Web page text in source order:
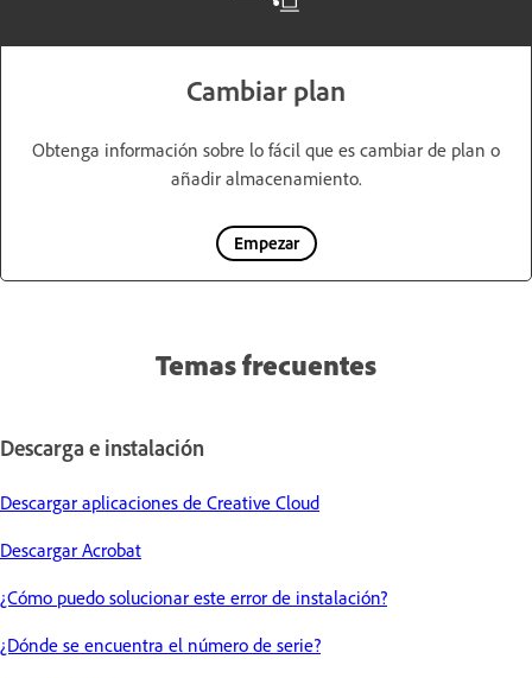
Cambiar plan
Obtenga información sobre lo fácil que es cambiar de plan o
añadir almacenamiento.
Empezar
Temas frecuentes
Descarga e instalación
Descargar aplicaciones de Creative Cloud
Descargar Acrobat
¿Cómo puedo solucionar este error de instalación?
¿Dónde se encuentra el número de serie?